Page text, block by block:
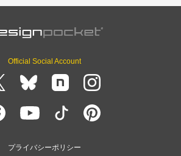
Official Social Account
プライバシーポリシー